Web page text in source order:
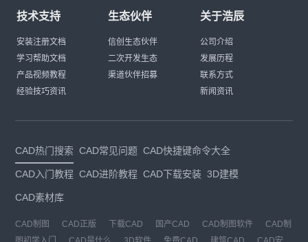
技术支持
安装注册文档
学习帮助文档
产品视频教程
经验技巧资讯
生态伙伴
信创生态伙伴
二次开发生态
渠道伙伴招募
关于浩辰
公司介绍
发展历程
联系方式
新闻资讯
CAD热门搜索 CAD常见问题 CAD快捷键命令大全
CAD入门教程 CAD进阶教程 CAD下载安装 3D建模
CAD素材库
CAD制图 CAD正版 下载CAD 国产CAD CAD制图软件
CAD制